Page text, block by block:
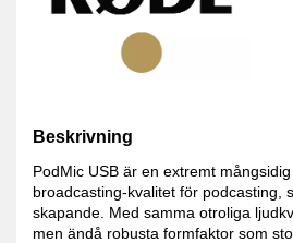
Beskrivning
PodMic USB är en extremt
broadcasting-kvalitet för podcasting,
skapande. Med samma otroliga
men ändå robusta formfaktor som